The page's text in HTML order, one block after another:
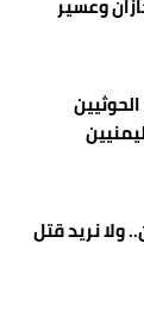
ولا نريد قتل